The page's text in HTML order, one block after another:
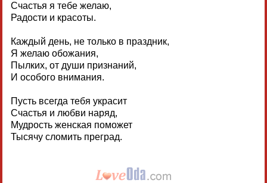
Счастья я тебе желаю,
Радости и красоты.
Каждый день, не только в праздник,
Я желаю обожания,
Пылких, от души признаний,
И особого внимания.
Пусть всегда тебя украсит
Счастья и любви наряд,
Мудрость женская поможет
Тысячу сломить преград.